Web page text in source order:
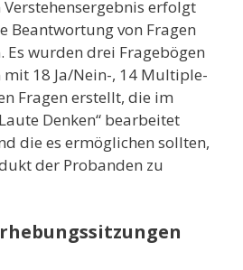
erfolgt
Beantwortung von Fragen
Es wurden drei Fragebögen
mit 18 Ja/Nein-, 14 Multiple-
Fragen erstellt, die im
Denken“ bearbeitet
die es ermöglichen sollten,
der Probanden zu